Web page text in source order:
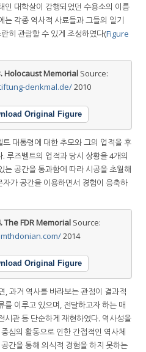
인 대학살이 감행되었던 수용소의 이름
각종 역사적 사료들과 그들의 일기
히 관람할 수 있게 조성하였다(Figure
Holocaust Memorial Source:
denkmal.de/2010
Original Figure
대통령에 대한 추모와 그의 업적을 후
루즈벨트의 업적과 당시 상황을 4개의
공간을 통과함에 따라 시공을 초월해
가 공간을 이용하면서 경험이 응축하
The FDR Memorial Source:
2014
Original Figure
, 과거 역사를 바라보는 관점이 결과적
이루고 있으며, 전달하고자 하는 매
시관 등 단순하게 재현하였다. 역사성을
심의 활동으로 인한 간접적인 역사체
간을 통해 의식적 경험을 하지 못하는